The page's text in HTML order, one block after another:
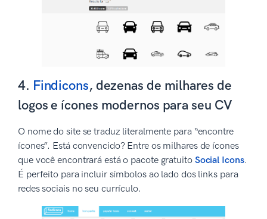
4. Findicons, dezenas de milhares de
logos e ícones modernos para seu CV
O nome do site se traduz literalmente para “encontre
ícones”. Está convencido? Entre os milhares de ícones
que você encontrará está o pacote gratuito Social Icons.
É perfeito para incluir símbolos ao lado dos links para
redes sociais no seu currículo.